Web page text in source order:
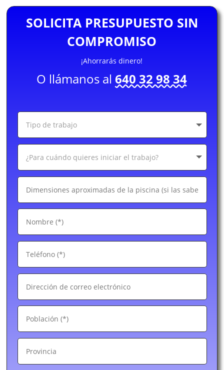
SOLICITA PRESUPUESTO SIN
COMPROMISO
¡Ahorrarás dinero!
O llámanos al640 32 98 34